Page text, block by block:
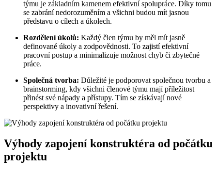
týmu je základním kamenem efektivní spolupráce. Díky tomu
se zabrání nedorozuměním a všichni budou mít jasnou
představu o cílech a úkolech.
Rozdělení úkolů: Každý člen týmu by měl mít jasně
definované úkoly a zodpovědnosti. To zajistí efektivní
pracovní postup a minimalizuje možnost chyb či zbytečné
práce.
Společná tvorba: Důležité je podporovat společnou tvorbu a
brainstorming, kdy všichni členové týmu mají příležitost
přinést své nápady a přístupy. Tím se získávají nové
perspektivy a inovativní řešení.
Výhody zapojení konstruktéra od počátku
projektu